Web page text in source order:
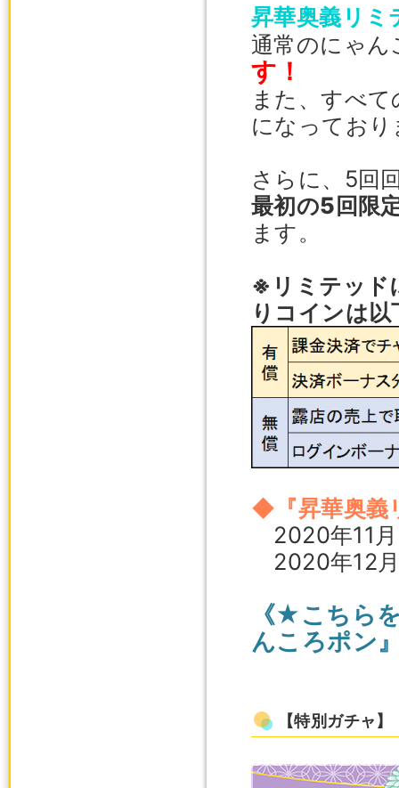
昇華奥義リミ
通常のにゃ
す！
また、すべ
になっており
さらに、5回
最初の5回限
ます。
※リミテッド
りコインは
◆『昇華奥義
2020年11月
2020年12
《★こちら
んころポン
【特別ガチャ】